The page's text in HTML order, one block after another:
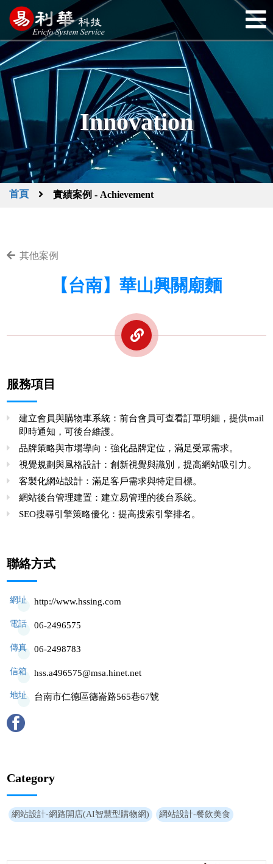
Innovation
首頁 實績案例 - Achievement
其他案例
【台南】華山興關廟麵
服務項目
建立會員與購物車系統：前台會員可查看訂單明細，提供mail
即時通知，可後台維護。
品牌策略與市場導向：強化品牌定位，滿足受眾需求。
視覺規劃與風格設計：創新視覺與識別，提高網站吸引力。
客製化網站設計：滿足客戶需求與特定目標。
網站後台管理建置：建立易管理的後台系統。
SEO搜尋引擎策略優化：提高搜索引擎排名。
聯絡方式
網址 http://www.hssing.com
電話 06-2496575
傳真 06-2498783
信箱 hss.a496575@msa.hinet.net
地址 台南市仁德區德崙路565巷67號
Category
網站設計-網路開店(AI智慧型購物網) 網站設計-餐飲美食